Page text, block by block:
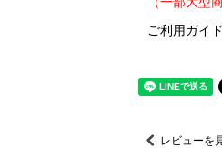
ご利用ガイ
レビューを